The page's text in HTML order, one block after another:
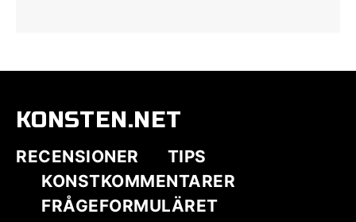
KONSTEN.NET
RECENSIONER
TIPS
KONSTKOMMENTARER
FRÅGEFORMULÄRET